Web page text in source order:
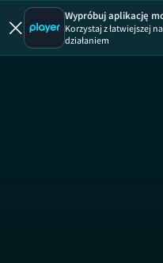
Wypróbuj aplikację
Korzystaj z łatwiejszej
działaniem